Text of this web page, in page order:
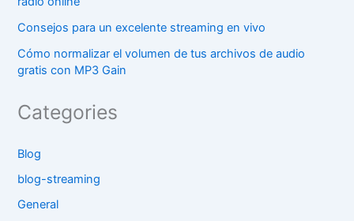
Consejos para un excelente streaming en vivo
Cómo normalizar el volumen de tus archivos de audio
gratis con MP3 Gain
Categories
Blog
blog-streaming
General